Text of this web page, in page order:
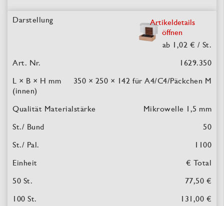
Artikeldetails
öffnen
ab 1,02 € / St.
1629.350
350 × 250 × 142 für A4/C4/Päckchen M
Mikrowelle 1,5 mm
50
1100
€ Total
77,50 €
131,00 €